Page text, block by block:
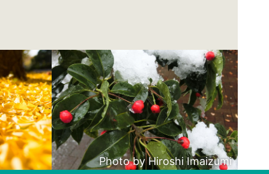
解が一歩前進－」
うございます。
Photo by Hiroshi Imaizumi